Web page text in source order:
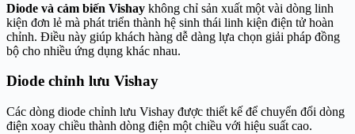
Diode và cảm biến Vishay không chỉ sản xuất một vài dòng linh
kiện đơn lẻ mà phát triển thành hệ sinh thái linh kiện điện tử hoàn
chỉnh. Điều này giúp khách hàng dễ dàng lựa chọn giải pháp đồng
bộ cho nhiều ứng dụng khác nhau.
Diode chỉnh lưu Vishay
Các dòng diode chỉnh lưu Vishay được thiết kế để chuyển đổi dòng
điện xoay chiều thành dòng điện một chiều với hiệu suất cao.